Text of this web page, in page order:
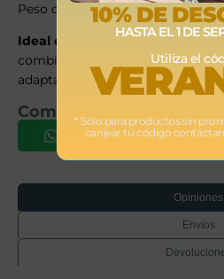
Peso del chasis: 8 kg
Ideal desde el nacimiento
combina estilo, funcionalidad y
adaptarse a la vida urbana sin
Comparte este producto
Opiniones
Envíos
10% DE
HASTA EL 1 DE
Utiliza el
* Solo para productos sin
canjear tu código